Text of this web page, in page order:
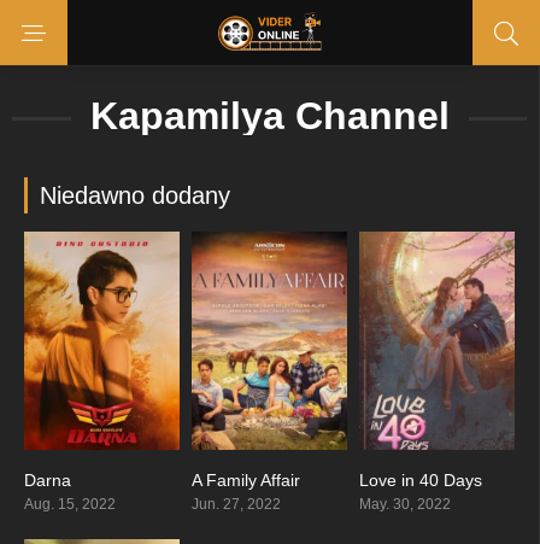
Kapamilya Channel
Niedawno dodany
Darna
Aug. 15, 2022
A Family Affair
Jun. 27, 2022
Love in 40 Days
May. 30, 2022